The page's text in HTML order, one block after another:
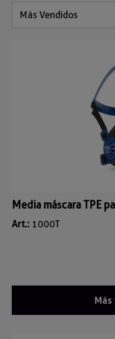
Media máscara TPE
Art.: 1000T